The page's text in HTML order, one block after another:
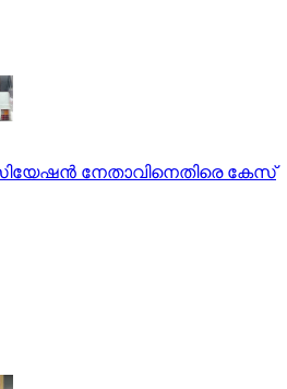
നേതാവിനെതിരെ കേസ്